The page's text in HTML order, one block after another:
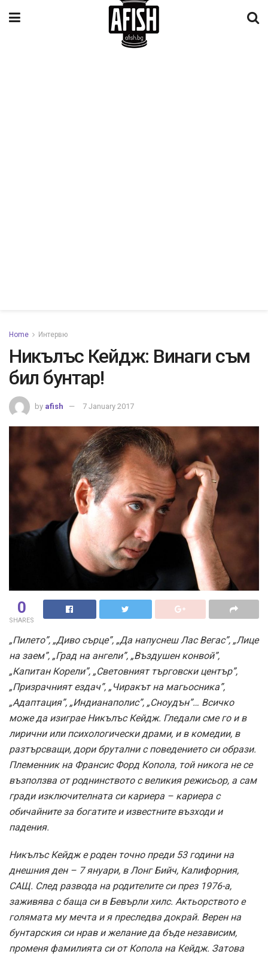
Home Интервю
Никълъс Кейдж: Винаги съм
бил бунтар!
by afish 7 January 2017
0
SHARES
„Пилето”, „Диво сърце”, „Да напуснеш Лас Вегас”, „Лице
на заем”, „Град на ангели”, „Въздушен конвой”,
„Капитан Корели”, „Световният търговски център”,
„Призрачният ездач”, „Чиракът на магьосника”,
„Адаптация”, „Индианаполис”, „Сноудън”… Всичко
може да изиграе Никълъс Кейдж. Гледали сме го и в
лирични или психологически драми, и в комедии, в
разтърсващи, дори брутални с поведението си образи.
Племенник на Франсис Форд Копола, той никога не се
възползва от роднинството с великия режисьор, а сам
гради изключителната си кариера – кариера с
обичайните за богатите и известните възходи и
падения.
Никълъс Кейдж е роден точно преди 53 години на
днешния ден – 7 януари, в Лонг Бийч, Калифорния,
САЩ. След развода на родителите си през 1976-а,
заживява с баща си в Бевърли хилс. Актьорството е
голямата му мечта и я преследва докрай. Верен на
бунтарския си нрав и желание да бъде независим,
променя фамилията си от Копола на Кейдж. Затова